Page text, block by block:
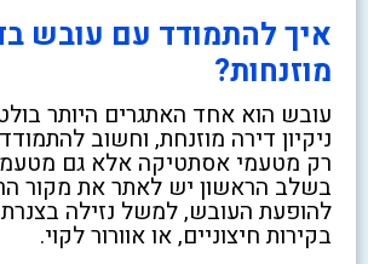
איך להתמודד עם עובש
מוזנחות?
עובש הוא אחד האתגרים היותר
ניקיון דירה מוזנחת, וחשוב
רק מטעמי אסתטיקה אלא גם
בשלב הראשון יש לאתר את מקור
להופעת העובש, למשל נזילה
בקירות חיצוניים, או אוורור לקוי.